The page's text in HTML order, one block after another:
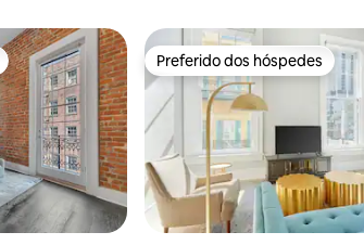
Preferido dos hóspedes
Preferido dos hóspedes